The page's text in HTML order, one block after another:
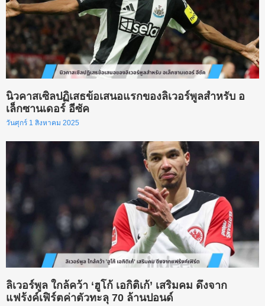
นิวคาสเซิลปฏิเสธข้อเสนอแรกของลิเวอร์พูลสำหรับ อ
เล็กซานเดอร์ อีซัค
วันศุกร์ 1 สิงหาคม 2025
ลิเวอร์พูล ใกล้คว้า ‘ฮูโก้ เอกิติเก้’ เสริมคม ดึงจาก
แฟร้งค์เฟิร์ตค่าตัวทะลุ 70 ล้านปอนด์